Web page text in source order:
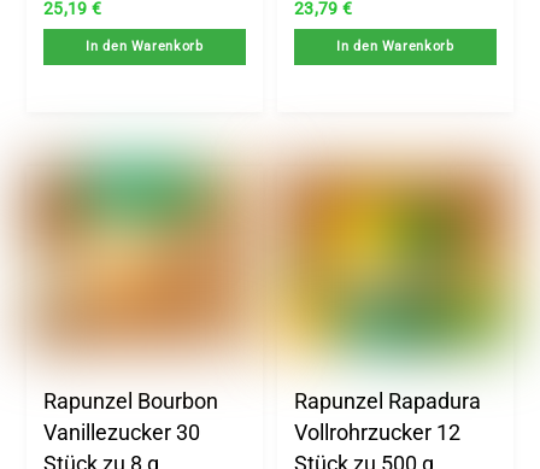
25,19 €
In den Warenkorb
23,79 €
In den Warenkorb
Rapunzel Bourbon
Vanillezucker 30
Stück zu 8 g
Rapunzel Rapadura
Vollrohrzucker 12
Stück zu 500 g